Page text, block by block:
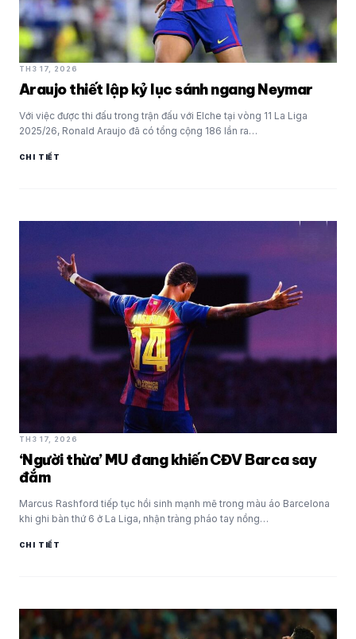
TH3 17, 2026
Araujo thiết lập kỷ lục sánh ngang Neymar
Với việc được thi đấu trong trận đấu với Elche tại vòng 11 La Liga
2025/26, Ronald Araujo đã có tổng cộng 186 lần ra…
CHI TIẾT
TH3 17, 2026
‘Người thừa’ MU đang khiến CĐV Barca say
đắm
Marcus Rashford tiếp tục hồi sinh mạnh mẽ trong màu áo Barcelona
khi ghi bàn thứ 6 ở La Liga, nhận tràng pháo tay nồng…
CHI TIẾT